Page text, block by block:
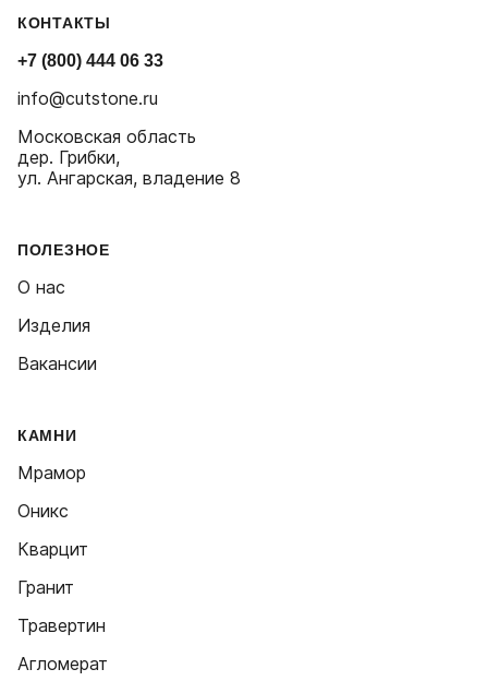
КОНТАКТЫ
+7 (800) 444 06 33
info@cutstone.ru
Московская область
дер. Грибки,
ул. Ангарская, владение 8
ПОЛЕЗНОЕ
О нас
Изделия
Вакансии
КАМНИ
Мрамор
Оникс
Кварцит
Гранит
Травертин
Агломерат